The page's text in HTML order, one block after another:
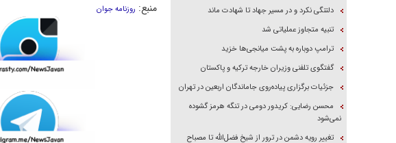
منبع: روزنامه جوان
دلتنگی نکرد و در مسیر جهاد تا شهادت ماند
تنبیه متجاوز عملیاتی شد
ترامپ دوباره به پشت میانجی‌ها خزید
گفتگوی تلفنی وزیران خارجه ترکیه و پاکستان
جزئیات برگزاری پیاده‌روی جاماندگان اربعین در تهران
محسن رضایی: کریدور دومی در تنگه هرمز گشوده
نمی‌شود
تغییر رویه دشمن در ترور از شیخ فضل‌الله تا مصباح